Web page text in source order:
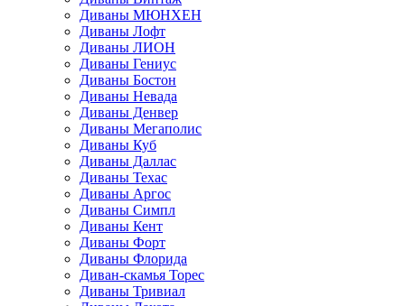
Диваны МЮНХЕН
Диваны Лофт
Диваны ЛИОН
Диваны Гениус
Диваны Бостон
Диваны Невада
Диваны Денвер
Диваны Мегаполис
Диваны Куб
Диваны Даллас
Диваны Техас
Диваны Аргос
Диваны Симпл
Диваны Кент
Диваны Форт
Диваны Флорида
Диван-скамья Торес
Диваны Тривиал